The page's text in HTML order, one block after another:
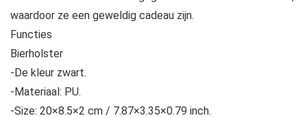
waardoor ze een geweldig cadeau zijn.
Functies
Bierholster
-De kleur zwart.
-Materiaal: PU.
-Size: 20×8.5×2 cm / 7.87×3.35×0.79 inch.